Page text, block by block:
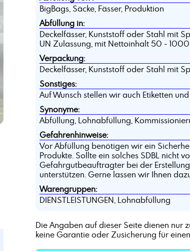
BigBags, Säcke, Fässer, Produktion
Abfüllung in:
Deckelfässer, Kunststoff oder Stahl mit
UN Zulassung, mit Nettoinhalt 50 - 1000
Verpackung:
Deckelfässer, Kunststoff oder Stahl mit
Sonstiges:
Auf Wunsch stellen wir auch Etiketten
Synonyme:
Abfüllung, Lohnabfüllung,
Gefahrenhinweise:
Vor Abfüllung benötigen wir ein
Produkte. Sollte ein solches SDBL nicht
Gefahrgutbeauftragter bei der
unterstützen. Gerne lassen wir Ihnen
Warengruppen:
DIENSTLEISTUNGEN, Lohnabfüllung
Die Angaben auf dieser Seite dienen nur
keine Garantie oder Zusicherung für